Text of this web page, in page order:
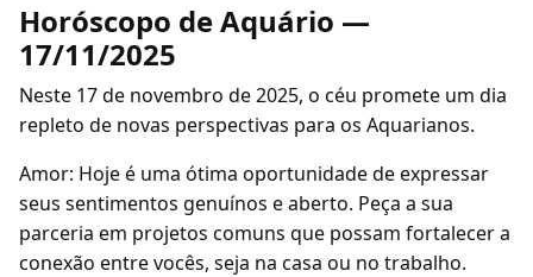
Horóscopo de Aquário —
17/11/2025
Neste 17 de novembro de 2025, o céu promete um dia
repleto de novas perspectivas para os Aquarianos.
Amor: Hoje é uma ótima oportunidade de expressar
seus sentimentos genuínos e aberto. Peça a sua
parceria em projetos comuns que possam fortalecer a
conexão entre vocês, seja na casa ou no trabalho.